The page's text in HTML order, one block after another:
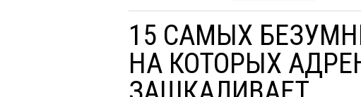
15 САМЫХ
НА КОТОРЫХ